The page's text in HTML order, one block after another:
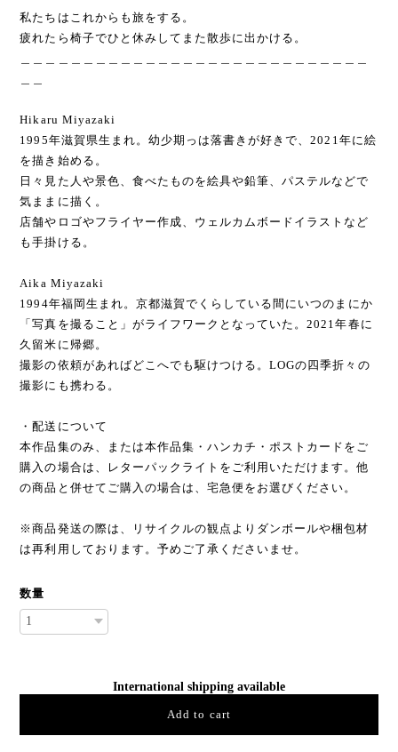
私たちはこれからも旅をする。
疲れたら椅子でひと休みしてまた散歩に出かける。
Hikaru Miyazaki
1995年滋賀県生まれ。幼少期っは落書きが好きで、2021年に絵
を描き始める。
日々見た人や景色、食べたものを絵具や鉛筆、パステルなどで
気ままに描く。
店舗やロゴやフライヤー作成、ウェルカムボードイラストなど
も手掛ける。
Aika Miyazaki
1994年福岡生まれ。京都滋賀でくらしている間にいつのまにか
「写真を撮ること」がライフワークとなっていた。2021年春に
久留米に帰郷。
撮影の依頼があればどこへでも駆けつける。LOGの四季折々の
撮影にも携わる。
・配送について
本作品集のみ、または本作品集・ハンカチ・ポストカードをご
購入の場合は、レターパックライトをご利用いただけます。他
の商品と併せてご購入の場合は、宅急便をお選びください。
※商品発送の際は、リサイクルの観点よりダンボールや梱包材
は再利用しております。予めご了承くださいませ。
数量
International shipping available
Add to cart